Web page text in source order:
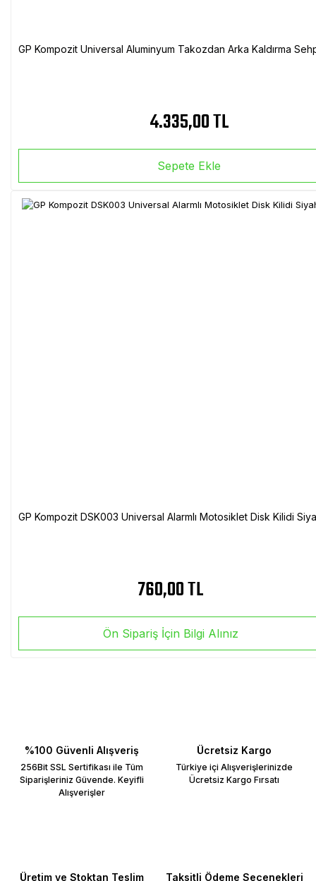
GP Kompozit Universal Aluminyum Takozdan Arka Kaldırma
4.335,00 TL
Sepete Ekle
GP Kompozit DSK003 Universal Alarmlı Motosiklet Disk Kilidi
760,00 TL
Ön Sipariş İçin Bilgi Alınız
%100 Güvenli Alışveriş
256Bit SSL Sertifikası ile Tüm
Siparişleriniz Güvende. Keyifli
Alışverişler
Ücretsiz Kargo
Türkiye içi Alışverişlerinizde
Ücretsiz Kargo Fırsatı
Üretim ve Stoktan Teslim Taksitli Ödeme Seçenekleri